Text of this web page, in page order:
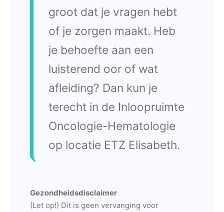
groot dat je vragen hebt
of je zorgen maakt. Heb
je behoefte aan een
luisterend oor of wat
afleiding? Dan kun je
terecht in de Inloopruimte
Oncologie-Hematologie
op locatie ETZ Elisabeth.
Gezondheidsdisclaimer
(Let op!) Dit is geen vervanging voor